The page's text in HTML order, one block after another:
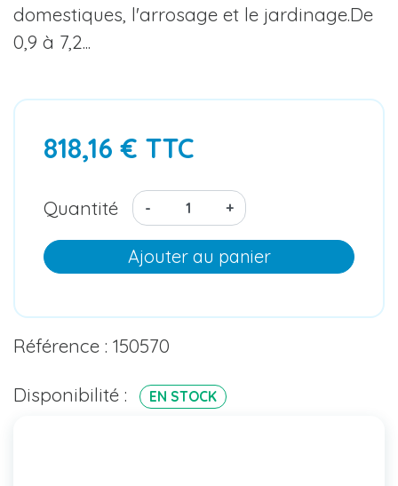
domestiques, l'arrosage et le jardinage.De
0,9 à 7,2...
818,16 € TTC
Quantité - +
Ajouter au panier
Référence : 150570
Disponibilité : EN STOCK